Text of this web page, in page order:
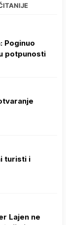
Poginuo
potpunosti
turisti i
Lajen ne